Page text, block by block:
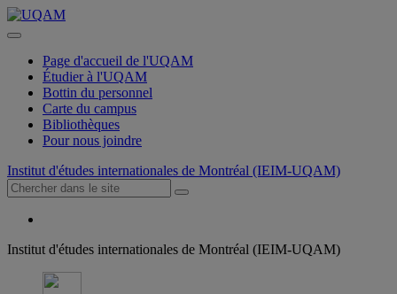
Page d'accueil de l'UQAM
Étudier à l'UQAM
Bottin du personnel
Carte du campus
Bibliothèques
Pour nous joindre
Institut d'études internationales de Montréal (IEIM-UQAM)
Institut d'études internationales de Montréal (IEIM-UQAM)